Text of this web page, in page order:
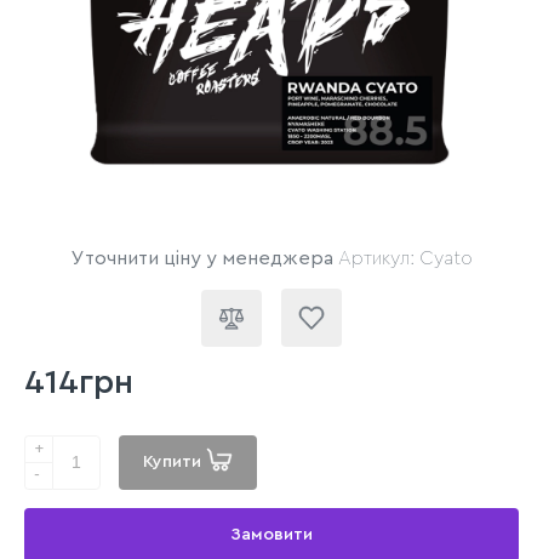
Уточнити ціну у менеджера Артикул: Cyato
414грн
+
-
Купити
Замовити